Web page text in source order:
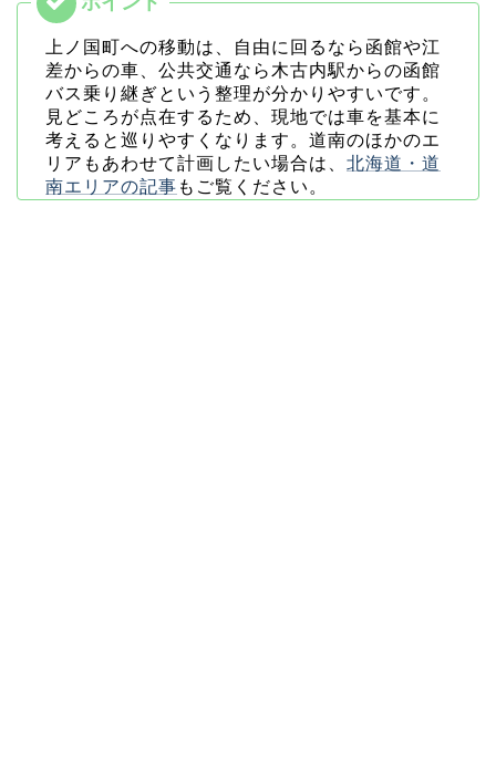
上ノ国町への移動は、自由に回るなら函館や江
差からの車、公共交通なら木古内駅からの函館
バス乗り継ぎという整理が分かりやすいです。
見どころが点在するため、現地では車を基本に
考えると巡りやすくなります。道南のほかのエ
リアもあわせて計画したい場合は、 北海道・道
南エリアの記事 もご覧ください。